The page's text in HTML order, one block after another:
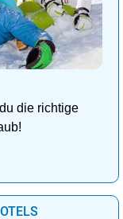
die richtige